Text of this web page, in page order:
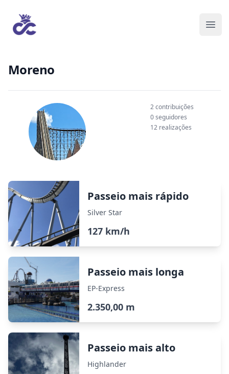
Moreno
2 contribuições
0 seguidores
12 realizações
Passeio mais rápido
Silver Star
127 km/h
Passeio mais longa
EP-Express
2.350,00 m
Passeio mais alto
Highlander